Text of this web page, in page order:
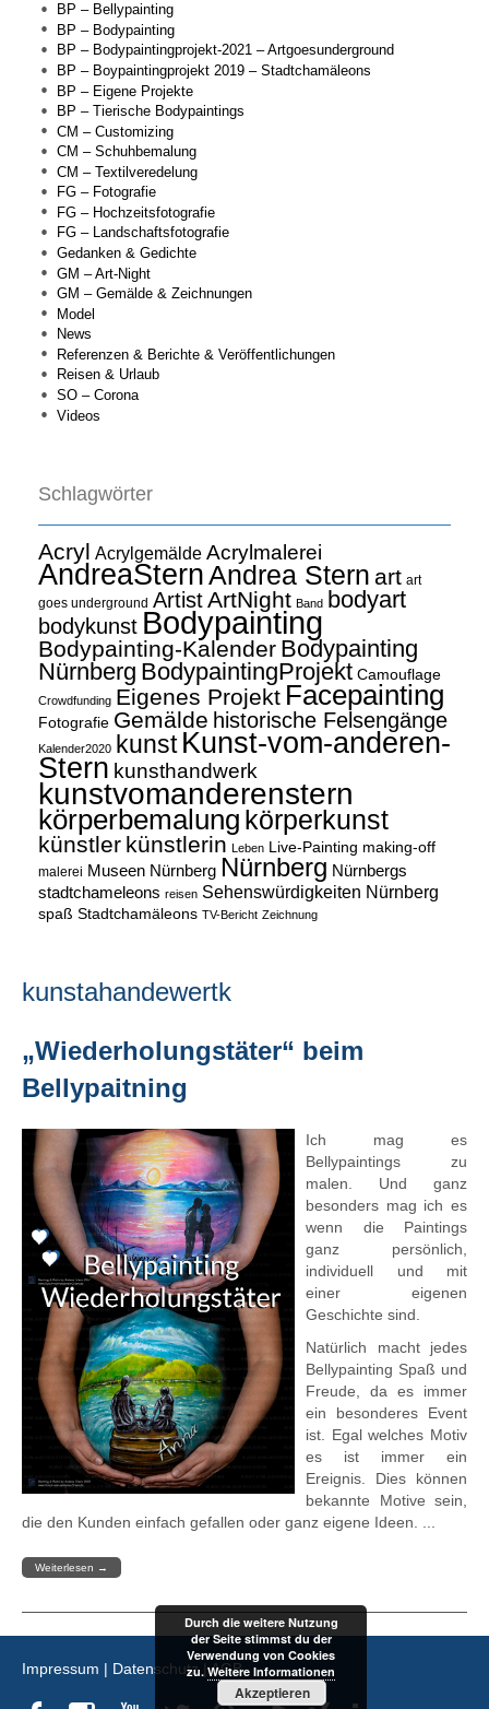
BP – Bellypainting
BP – Bodypainting
BP – Bodypaintingprojekt-2021 – Artgoesunderground
BP – Boypaintingprojekt 2019 – Stadtchamäleons
BP – Eigene Projekte
BP – Tierische Bodypaintings
CM – Customizing
CM – Schuhbemalung
CM – Textilveredelung
FG – Fotografie
FG – Hochzeitsfotografie
FG – Landschaftsfotografie
Gedanken & Gedichte
GM – Art-Night
GM – Gemälde & Zeichnungen
Model
News
Referenzen & Berichte & Veröffentlichungen
Reisen & Urlaub
SO – Corona
Videos
Schlagwörter
Acryl Acrylgemälde Acrylmalerei
AndreaSternAndrea Stern art art
goes underground ArtistArtNight Band bodyart
bodykunst Bodypainting
Bodypainting-Kalender Bodypainting
Nürnberg BodypaintingProjekt Camouflage
Crowdfunding Eigenes Projekt Facepainting
Fotografie Gemälde historische Felsengänge
Kalender2020 kunst Kunst-vom-anderen-
Stern kunsthandwerk
kunstvomanderenstern
körperbemalung körperkunst
künstler künstlerin Leben Live-Painting making-off
malerei Museen Nürnberg Nürnberg Nürnbergs
stadtchameleons reisen Sehenswürdigkeiten Nürnberg
spaß Stadtchamäleons TV-Bericht Zeichnung
kunstahandewertk
„Wiederholungstäter“ beim
Bellypaitning
Ich mag es
Bellypaintings zu
malen. Und ganz
besonders mag ich es
wenn die Paintings
ganz persönlich,
individuell und mit
einer eigenen
Geschichte sind.
Natürlich macht jedes
Bellypainting Spaß und
Freude, da es immer
ein besonderes Event
ist. Egal welches Motiv
es ist immer ein
Ereignis. Dies können
bekannte Motive sein,
die den Kunden einfach gefallen oder ganz eigene Ideen. ...
Weiterlesen →
Impressum | Datenschutz|AGB
Durch die weitere Nutzung
der Seite stimmst du der
Verwendung von Cookies
zu. Weitere Informationen
Akzeptieren